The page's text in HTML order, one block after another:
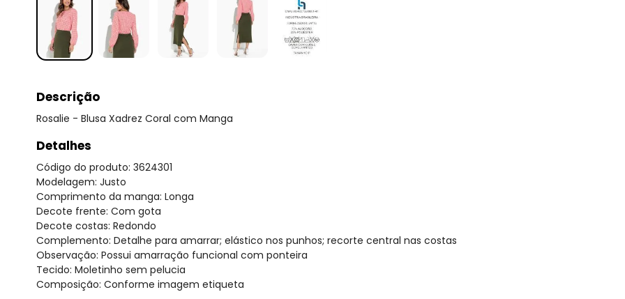
Descrição
Rosalie - Blusa Xadrez Coral com Manga
Detalhes
Código do produto: 3624301
Modelagem: Justo
Comprimento da manga: Longa
Decote frente: Com gota
Decote costas: Redondo
Complemento: Detalhe para amarrar; elástico nos punhos; recorte central nas costas
Observação: Possui amarração funcional com ponteira
Tecido: Moletinho sem pelucia
Composição: Conforme imagem etiqueta